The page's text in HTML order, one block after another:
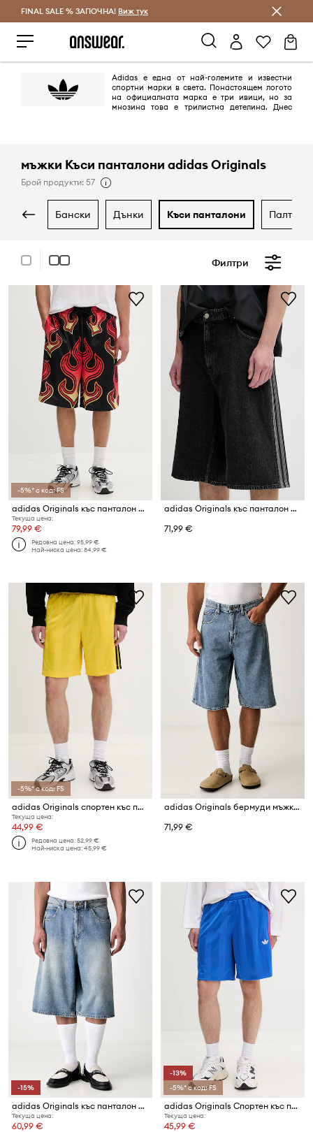
Спестявай с Answear Club
FINAL SALE % ЗАПОЧНА! Виж тук
Adidas е една от най-големите и известни
спортни марки в света. Понастоящем логото
на официалната марка е три ивици, но за
мнозина това е трилистна детелина. Днес
мъжки Къси панталони adidas Originals
Брой продукти: 57
бански дънки къси панталони палта
Филтри
-5%* с код: FS
adidas Originals къс панталон мъжки Flame
Текуща цена:
79,99 €
Редовна цена:95,99 €
Най-ниска цена:84,99 €
adidas Originals къс панталон мъжки Firebird
71,99 €
-5%* с код: FS
adidas Originals спортен къс панталон мъжки
Текуща цена:
44,99 €
Редовна цена:52,99 €
Най-ниска цена:45,99 €
adidas Originals бермуди мъжки от деним Firebird
71,99 €
-15%
adidas Originals къс панталон мъжки от деним
Текуща цена:
60,99 €
-13%
-5%* с код: FS
adidas Originals Спортен къс панталон мъжки
Текуща цена:
45,99 €